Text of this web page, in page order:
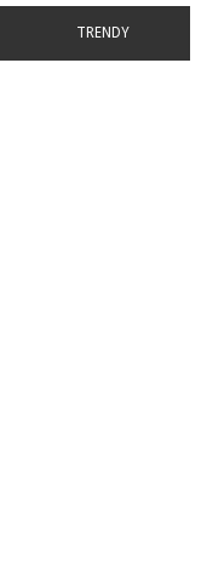
TRENDY